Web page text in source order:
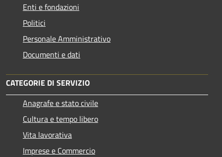
Enti e fondazioni
Politici
Personale Amministrativo
Documenti e dati
CATEGORIE DI SERVIZIO
Anagrafe e stato civile
Cultura e tempo libero
Vita lavorativa
Imprese e Commercio